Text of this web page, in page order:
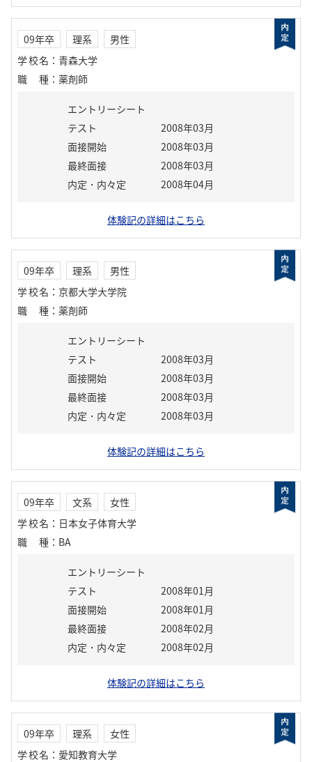
09年卒 理系
男性
学校名 ： 青森大学
職種 ： 薬剤師
エントリーシート
テスト
2008年03月
面接開始
2008年03月
最終面接
2008年03月
内定・内々定
2008年04月
体験記の詳細はこちら
09年卒 理系
男性
学校名 ： 京都大学大学院
職種 ： 薬剤師
エントリーシート
テスト
2008年03月
面接開始
2008年03月
最終面接
2008年03月
内定・内々定
2008年03月
体験記の詳細はこちら
09年卒 文系
女性
学校名 ： 日本女子体育大学
職種 ： BA
エントリーシート
テスト
2008年01月
面接開始
2008年01月
最終面接
2008年02月
内定・内々定
2008年02月
体験記の詳細はこちら
09年卒 理系
女性
学校名 ： 愛知教育大学